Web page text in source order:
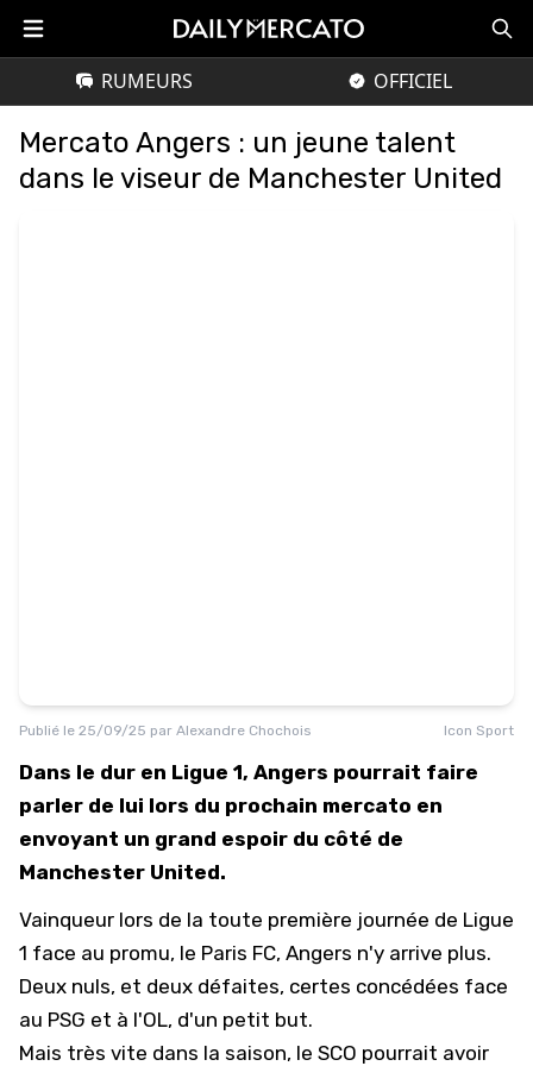
RUMEURS OFFICIEL
Mercato Angers : un jeune talent
dans le viseur de Manchester United
Publié le 25/09/25 par Alexandre Chochois Icon Sport
Dans le dur en Ligue 1, Angers pourrait faire
parler de lui lors du prochain mercato en
envoyant un grand espoir du côté de
Manchester United.
Vainqueur lors de la toute première journée de Ligue
1 face au promu, le Paris FC, Angers n'y arrive plus.
Deux nuls, et deux défaites, certes concédées face
au PSG et à l'OL, d'un petit but.
Mais très vite dans la saison, le SCO pourrait avoir